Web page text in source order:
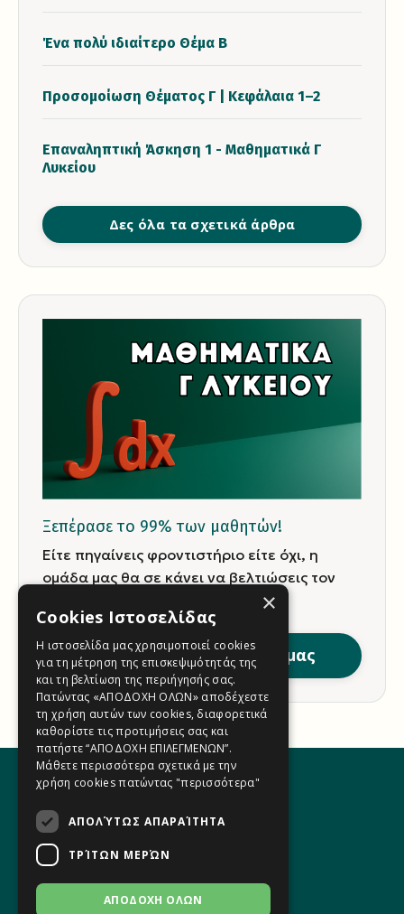
Ένα πολύ ιδιαίτερο Θέμα Β
Προσομοίωση Θέματος Γ | Κεφάλαια 1–2
Επαναληπτική Άσκηση 1 - Μαθηματικά Γ
Λυκείου
Δες όλα τα σχετικά άρθρα
Ξεπέρασε το 99% των μαθητών!
Είτε πηγαίνεις φροντιστήριο είτε όχι, η
ομάδα μας θα σε κάνει να βελτιώσεις τον
Γίνε μέλος της ομάδας μας
Η Ομάδα μας
Φόρμα Επικοινωνίας
Πολιτική Απορρήτου
×
Cookies Ιστοσελίδας
Η ιστοσελίδα μας χρησιμοποιεί cookies
για τη μέτρηση της επισκεψιμότητάς της
και τη βελτίωση της περιήγησής σας.
Πατώντας «ΑΠΟΔΟΧΗ ΟΛΩΝ» αποδέχεστε
τη χρήση αυτών των cookies, διαφορετικά
καθορίστε τις προτιμήσεις σας και
πατήστε “ΑΠΟΔΟΧΗ ΕΠΙΛΕΓΜΕΝΩΝ”.
Μάθετε περισσότερα σχετικά με την
χρήση cookies πατώντας "περισσότερα"
ΑΠΟΛΎΤΩΣ ΑΠΑΡΑΊΤΗΤΑ
ΤΡΊΤΩΝ ΜΕΡΏΝ
ΑΠΟΔΟΧΗ ΟΛΩΝ